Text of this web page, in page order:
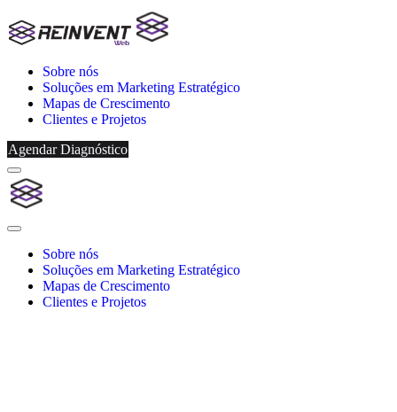
Sobre nós
Soluções em Marketing Estratégico
Mapas de Crescimento
Clientes e Projetos
Agendar Diagnóstico
Menu
Reinvent
Web
Close
Sobre nós
Soluções em Marketing Estratégico
Mapas de Crescimento
Clientes e Projetos